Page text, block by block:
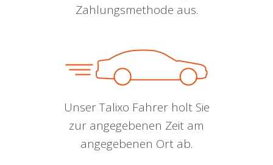
Zahlungsmethode aus.
Unser Talixo Fahrer holt Sie
zur angegebenen Zeit am
angegebenen Ort ab.